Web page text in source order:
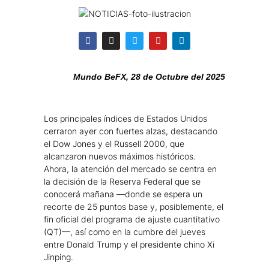
Mundo BeFX, 28 de Octubre del 2025
Los principales índices de Estados Unidos
cerraron ayer con fuertes alzas, destacando
el Dow Jones y el Russell 2000, que
alcanzaron nuevos máximos históricos.
Ahora, la atención del mercado se centra en
la decisión de la Reserva Federal que se
conocerá mañana —donde se espera un
recorte de 25 puntos base y, posiblemente, el
fin oficial del programa de ajuste cuantitativo
(QT)—, así como en la cumbre del jueves
entre Donald Trump y el presidente chino Xi
Jinping.